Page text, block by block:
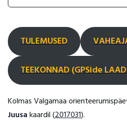
TULEMUSED
TEEKONNAD (GPSide
Kolmas Valgamaa
Juusakaardil (2017031).